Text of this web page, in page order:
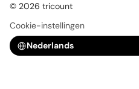
© 2026 tricount
Cookie-instellingen
Select Language
Nederlands